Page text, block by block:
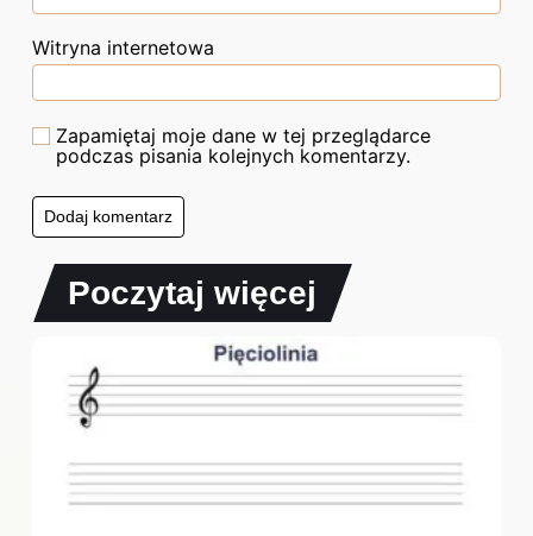
Witryna internetowa
Zapamiętaj moje dane w tej przeglądarce
podczas pisania kolejnych komentarzy.
Poczytaj więcej